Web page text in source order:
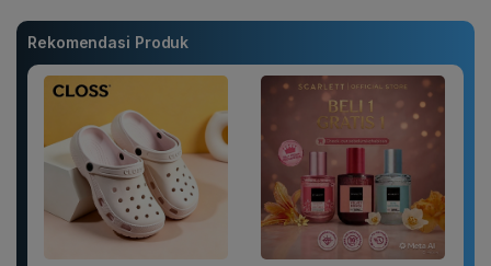
Rekomendasi Produk